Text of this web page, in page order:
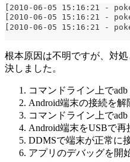
[2010-06-05 15:16:21 -
[2010-06-05 15:16:21 -
[2010-06-05 15:16:21 -
根本原因は不明ですが、対
決しました。
コマンドライン上でadb
Android端末の接続を
コマンドライン上でadb
Android端末をUSBで再
DDMSで端末が正常に
アプリのデバッグを開